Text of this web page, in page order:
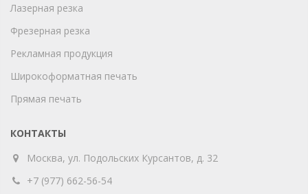
Лазерная резка
Фрезерная резка
Рекламная продукция
Широкоформатная печать
Прямая печать
КОНТАКТЫ
Москва, ул. Подольских Курсантов, д. 32
+7 (977) 662-56-54